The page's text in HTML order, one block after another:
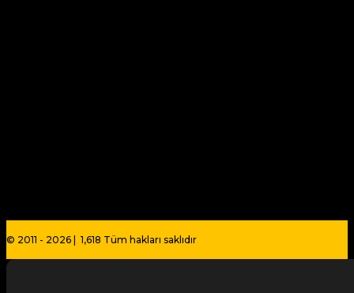
© 2011 - 2026 | 1,618 Tüm hakları saklıdır